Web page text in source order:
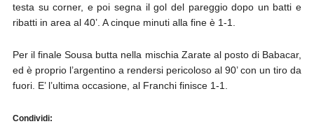
testa su corner, e poi segna il gol del pareggio dopo un batti e
ribatti in area al 40’. A cinque minuti alla fine è 1-1.
Per il finale Sousa butta nella mischia Zarate al posto di Babacar,
ed è proprio l’argentino a rendersi pericoloso al 90’ con un tiro da
fuori. E’ l’ultima occasione, al Franchi finisce 1-1.
Condividi: